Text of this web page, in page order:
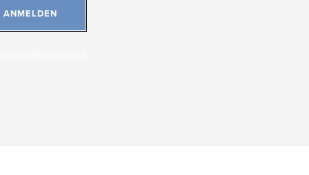
ANMELDEN